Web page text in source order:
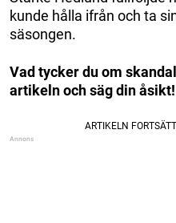
kunde hålla ifrån och ta
säsongen.
Vad tycker du om
artikeln och säg din åsikt!